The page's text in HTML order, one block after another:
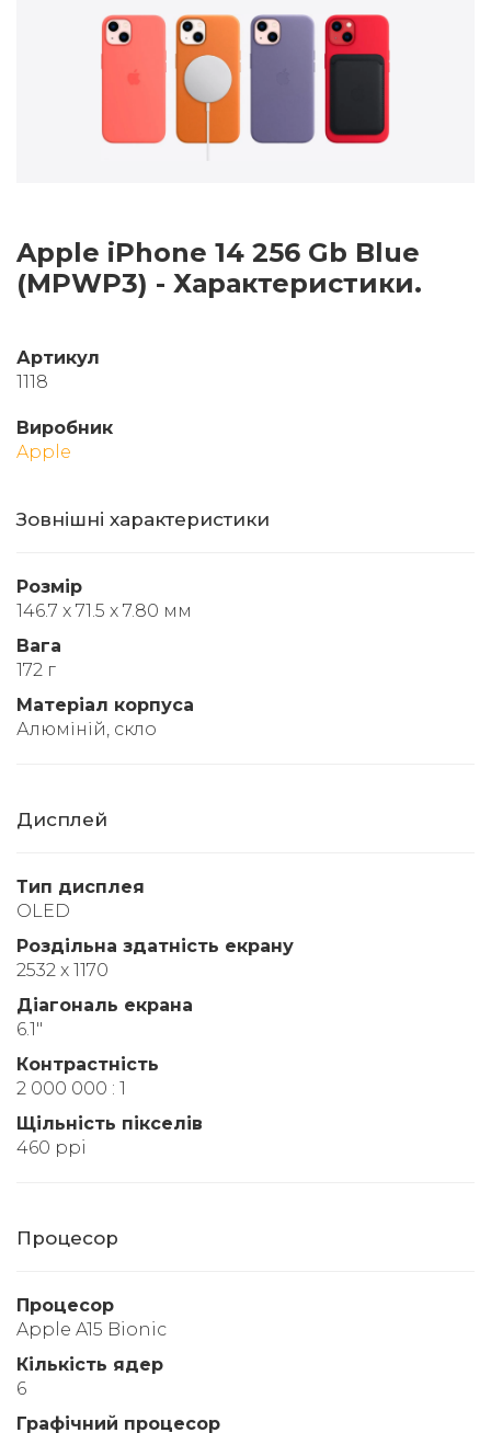
Apple iPhone 14 256 Gb Blue
(MPWP3) - Характеристики.
Артикул
1118
Виробник
Apple
Зовнішні характеристики
Розмір
146.7 x 71.5 x 7.80 мм
Вага
172 г
Матеріал корпуса
Алюміній, скло
Дисплей
Тип дисплея
OLED
Роздільна здатність екрану
2532 x 1170
Діагональ екрана
6.1"
Контрастність
2 000 000 : 1
Щільність пікселів
460 ppi
Процесор
Процесор
Apple A15 Bionic
Кількість ядер
6
Графічний процесор